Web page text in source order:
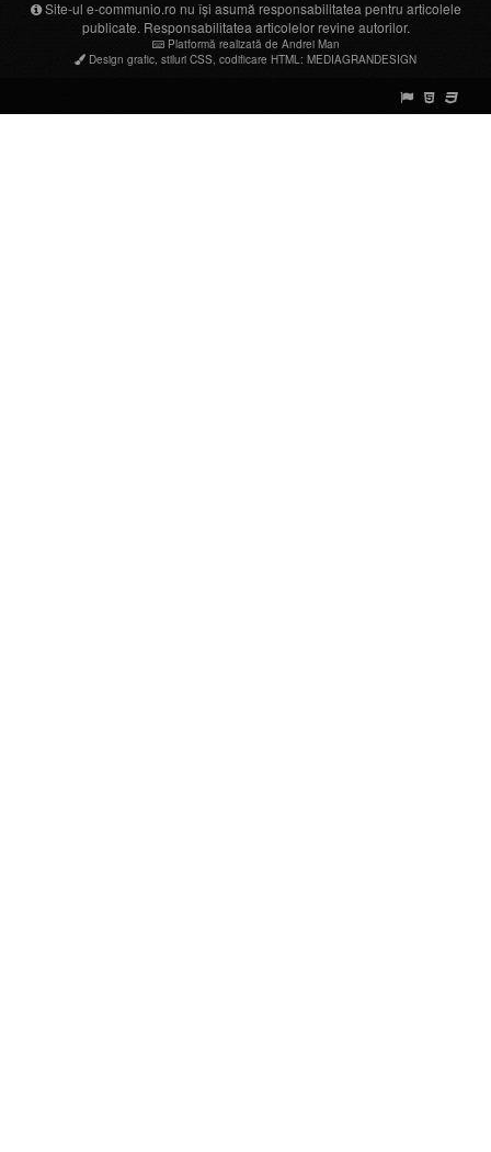
Site-ul e-communio.ro nu își asumă responsabilitatea pentru articolele
publicate. Responsabilitatea articolelor revine autorilor.
Platformă realizată de Andrei Man
Design grafic stiluri CSS codificare HTML : MEDIAGRANDESIGN